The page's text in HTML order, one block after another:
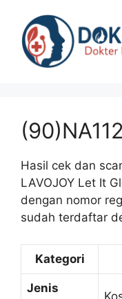
Hasil cek dan
LAVOJOY Let It
dengan nomor
sudah terdaftar
Kategori
Jenis